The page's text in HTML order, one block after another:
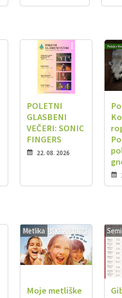
POLETNI
GLASBENI
VEČERI: SONIC
FINGERS
22. 08. 2026
Metlika
Moje metliške